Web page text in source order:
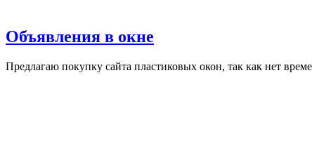
Объявления в окне
Пред­ла­гаю по­куп­ку сай­та плас­ти­ковых окон, так как нет